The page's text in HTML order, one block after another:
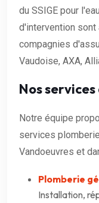
du SSIGE pour
d'intervention
compagnies
Vaudoise, AXA,
Nos
Notre équipe
services
Vandoeuvres et
Plomberie
Installation,